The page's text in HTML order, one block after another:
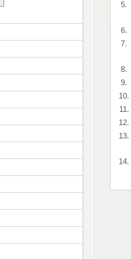
5.
6.
7.
8.
9.
10.
11.
12.
13.
14.